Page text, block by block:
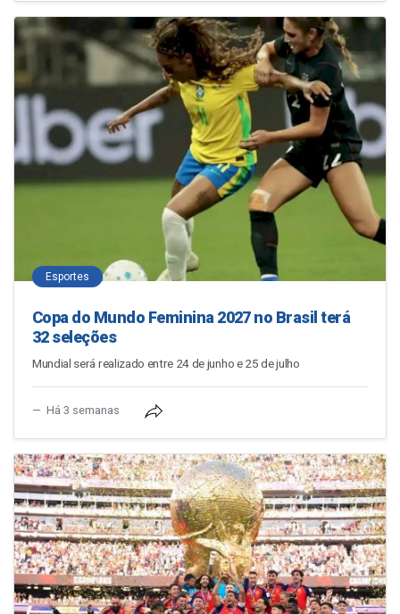
Esportes
Copa do Mundo Feminina 2027 no Brasil terá
32 seleções
Mundial será realizado entre 24 de junho e 25 de julho
Há 3 semanas